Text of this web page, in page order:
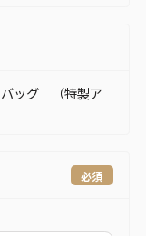
バッグ （特製ア